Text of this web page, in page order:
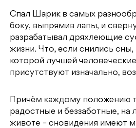
Спал Шарик в самых
боку, выпрямив лапы, и
разрабатывал дряхлеющие
жизни. Что, если снились
которой лучшей
присутствуют изначально,
Причём каждому положению
радостные и беззаботные,
животе – сновидения имеют